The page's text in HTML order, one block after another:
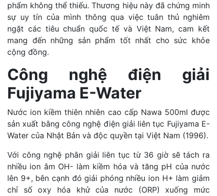
phẩm không thể thiếu. Thương hiệu này đã chứng minh
sự uy tín của mình thông qua việc tuân thủ nghiêm
ngặt các tiêu chuẩn quốc tế và Việt Nam, cam kết
mang đến những sản phẩm tốt nhất cho sức khỏe
cộng đồng.
Công nghệ điện giải
Fujiyama E-Water
Nước ion kiềm thiên nhiên cao cấp Nawa 500ml được
sản xuất bằng công nghệ điện giải liên tục Fujiyama E-
Water của Nhật Bản và độc quyền tại Việt Nam (1996).
Với công nghệ phân giải liên tục từ 36 giờ sẽ tách ra
nhiều ion âm OH- làm kiềm hóa và tăng pH của nước
lên 9+, bên cạnh đó giải phóng nhiều ion H+ làm giảm
chỉ số oxy hóa khử của nước (ORP) xuống mức